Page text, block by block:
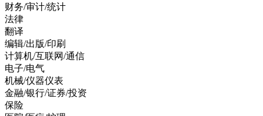
财务/审计/统计
法律
翻译
编辑/出版/印刷
计算机/互联网/通信
电子/电气
机械/仪器仪表
金融/银行/证券/投资
保险